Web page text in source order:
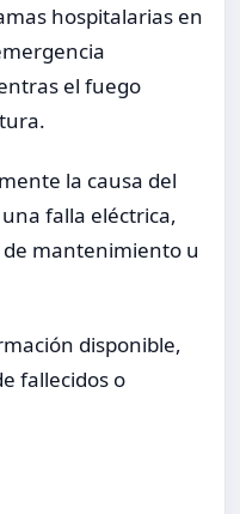
hospitalarias en
el fuego
la causa del
falla eléctrica,
mantenimiento u
disponible,
fallecidos o